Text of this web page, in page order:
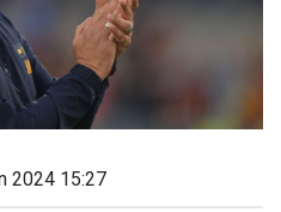
2024 15:27